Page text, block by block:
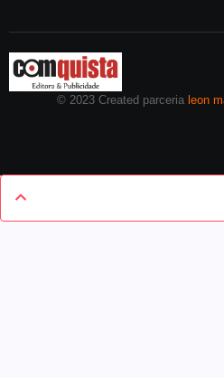
© 2023 Created parceria leon